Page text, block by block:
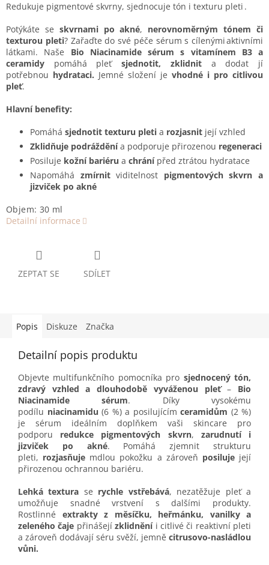
Redukuje pigmentové skvrny, sjednocuje tón i texturu pleti .
Potýkáte se skvrnami po akné, nerovnoměrným tónem či
texturou pleti? Zařaďte do své péče sérum s cílenými aktivními
látkami. Naše
Bio Niacinamide sérum s vitamínem B3 a
ceramidy
pomáhá pleť sjednotit, zklidnit
a dodat jí
potřebnou hydrataci. Jemné složení je vhodné i pro citlivou
pleť.
Hlavní benefity:
Pomáhá sjednotit texturu pleti a rozjasnit její vzhled
Zklidňuje podráždění a podporuje přirozenou regeneraci
Posiluje kožní bariéru a chrání před ztrátou hydratace
Napomáhá zmírnit viditelnost pigmentových skvrn a
jizviček po akné
Objem: 30 ml
Detailní informace
ZEPTAT SE SDÍLET
Popis Diskuze Značka
Detailní popis produktu
Objevte multifunkčního pomocníka pro sjednocený tón,
zdravý vzhled a dlouhodobě vyváženou pleť –
Bio
Niacinamide sérum. Díky vysokému
podílu niacinamidu (6 %) a posilujícím ceramidům (2 %)
je sérum ideálním doplňkem vaši skincare pro
podporu
redukce pigmentových skvrn,
zarudnutí i
jizviček po akné. Pomáhá zjemnit strukturu
pleti, rozjasňuje mdlou pokožku a zároveň posiluje její
přirozenou ochrannou bariéru.
Lehká textura se rychle vstřebává, nezatěžuje pleť a
umožňuje snadné vrstvení s dalšími produkty.
Rostlinné
extrakty z měsíčku, heřmánku, vanilky a
zeleného čaje přinášejí zklidnění i citlivé či reaktivní pleti
a zároveň dodávají séru svěží, jemně citrusovo-nasládlou
vůni.